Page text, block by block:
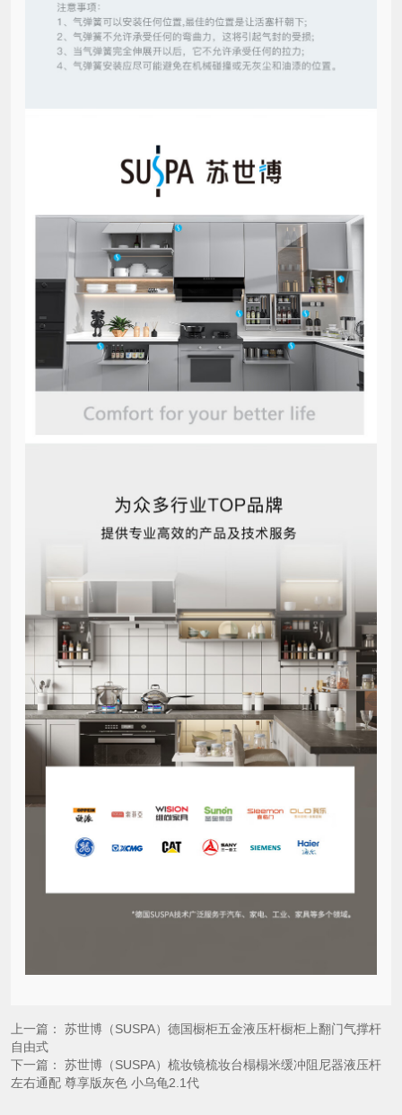
上一篇： 苏世博（SUSPA）德国橱柜五金液压杆橱柜上翻门气撑杆
自由式
下一篇： 苏世博（SUSPA）梳妆镜梳妆台榻榻米缓冲阻尼器液压杆
左右通配 尊享版灰色 小乌龟2.1代